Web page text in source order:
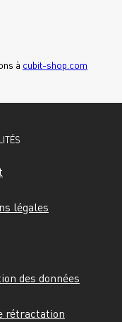
à cubit-shop.com
légales
des données
rétractation